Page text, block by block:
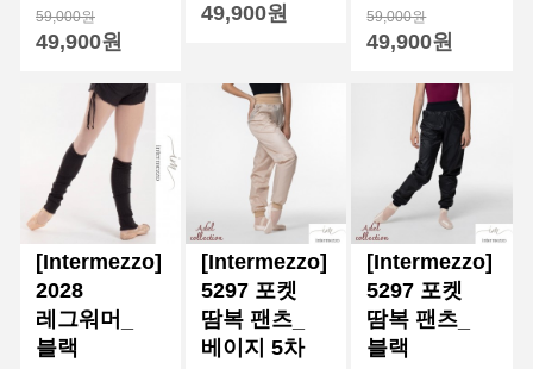
59,000원
49,900원
49,900원 59,000원
49,900원
[Intermezzo]
2028
레그워머_
블랙
[Intermezzo]
5297 포켓
땀복 팬츠_
베이지 5차
[Intermezzo]
5297 포켓
땀복 팬츠_
블랙